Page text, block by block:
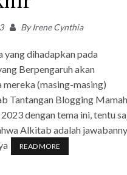
ByIrene Cynthia
yang dihadapkan pada
Berpengaruh akan
(masing-masing)
Tantangan Blogging Mamah
dengan tema ini, tentu
Alkitab adalah
READ MORE